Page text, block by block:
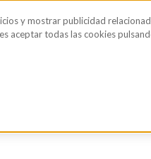
íntimaBlog
DE
2026 DE 1
y mostrar publicidad
aceptar todas las cookies